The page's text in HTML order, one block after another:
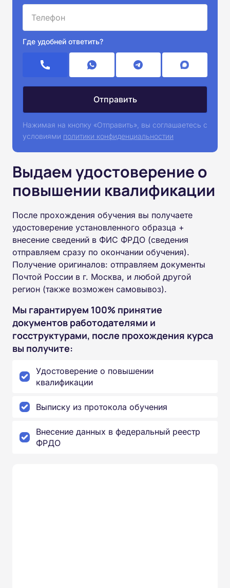
Где удобней ответить?
Нажимая на кнопку «Отправить», вы соглашаетесь с
условиями политики конфиденциальностии
Выдаем удостоверение о
повышении квалификации
После прохождения обучения вы получаете
удостоверение установленного образца +
внесение сведений в ФИС ФРДО (сведения
отправляем сразу по окончании обучения).
Получение оригиналов: отправляем документы
Почтой России в г. Москва, и любой другой
регион (также возможен самовывоз).
Мы гарантируем 100% принятие
документов работодателями и
госструктурами, после прохождения курса
вы получите:
Удостоверение о повышении
квалификации
Выписку из протокола обучения
Внесение данных в федеральный реестр
ФРДО